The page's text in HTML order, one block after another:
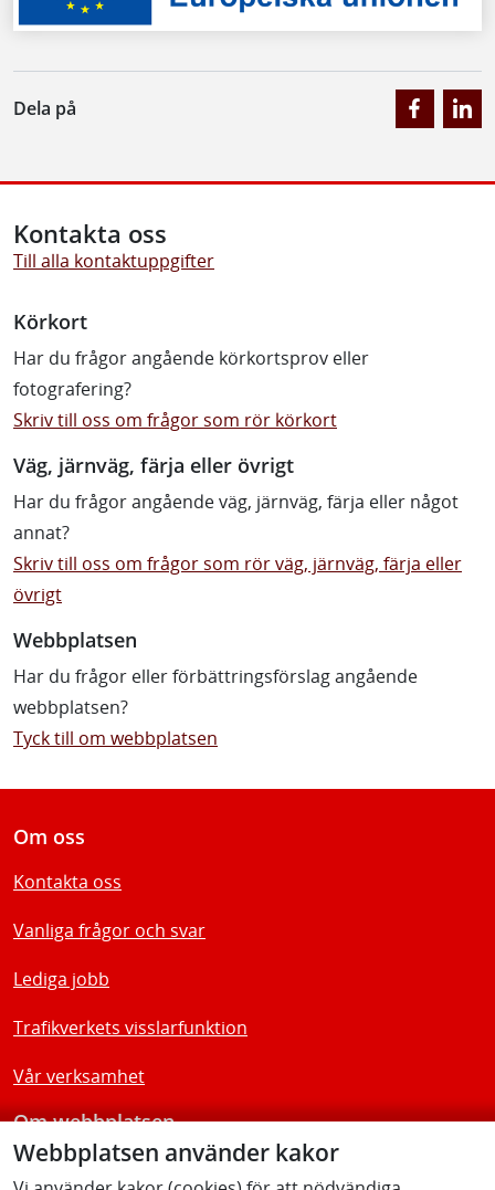
Dela på
Webbplatsen använder kakor
Kontakta oss
Till alla kontaktuppgifter
Körkort
Har du frågor angående körkortsprov eller
fotografering?
Skriv till oss om frågor som rör körkort
Väg, järnväg, färja eller övrigt
Har du frågor angående väg, järnväg, färja eller något
annat?
Skriv till oss om frågor som rör väg, järnväg, färja eller
övrigt
Webbplatsen
Har du frågor eller förbättringsförslag angående
webbplatsen?
Tyck till om webbplatsen
Om oss
Kontakta oss
Vanliga frågor och svar
Lediga jobb
Trafikverkets visslarfunktion
Vår verksamhet
Om webbplatsen
Tillgänglighetsredogörelse